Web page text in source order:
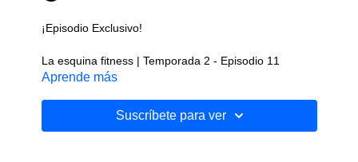
¡Episodio Exclusivo!
La esquina fitness | Temporada 2 - Episodio 11
Paulo Castillo te dará consejos y te guiará en la
selección de pesos para tus implementos.
Aprende más
Suscríbete para ver